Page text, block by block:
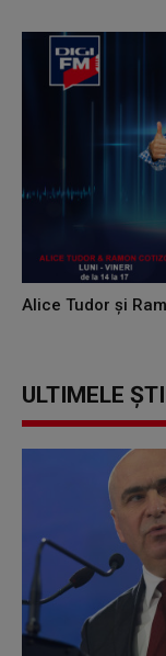
Alice Tudor și
ULTIMELE